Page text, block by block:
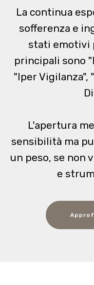
La continua
sofferenza e
stati emotivi
principali sono
"Iper Vigilanza",
L'apertura
sensibilità ma
un peso, se non
e